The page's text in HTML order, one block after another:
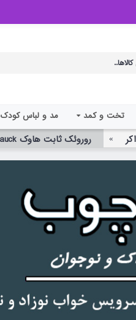
تخت و کمد مد و لباس کودک
روروئک ثابت هاوک Hauck مدل Play Around Dots Multicolor کد - 646014